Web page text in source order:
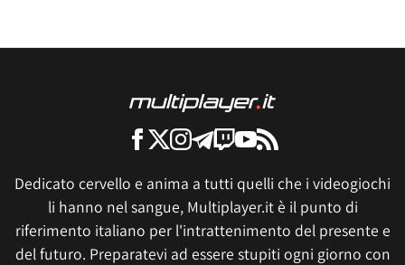
Dedicato cervello e anima a tutti quelli che i videogiochi
li hanno nel sangue, Multiplayer.it è il punto di
riferimento italiano per l'intrattenimento del presente e
del futuro. Preparatevi ad essere stupiti ogni giorno con